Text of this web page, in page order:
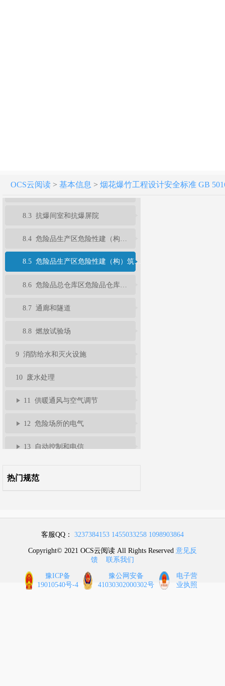
OCS云阅读> 基本信息 > 烟花爆竹工程设计安全标准 GB
8.3 抗爆间室和抗爆屏院
8.5 危险品生产区危险性建（构）筑物的建筑构造
8.7 通廊和隧道
8.8 燃放试验场
9 消防给水和灭火设施
10 废水处理
11 供暖通风与空气调节
12 危险场所的电气
13 自动控制和电信
热门规范
客服QQ： 3237384153 1455033258 1098903864
Copyright© 2021 OCS云阅读 All Rights Reserved 意见反
馈
联系我们
豫ICP备
19010540号-4
豫公网安备
41030302000302号
电子营
业执照